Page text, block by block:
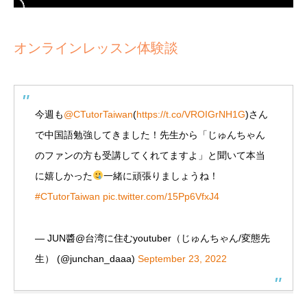
オンラインレッスン体験談
今週も@CTutorTaiwan(https://t.co/VROIGrNH1G)さん
で中国語勉強してきました！先生から「じゅんちゃん
のファンの方も受講してくれてますよ」と聞いて本当
に嬉しかった
一緒に頑張りましょうね！
#CTutorTaiwan pic.twitter.com/15Pp6VfxJ4
— JUN醬@台湾に住むyoutuber（じゅんちゃん/変態先
生） (@junchan_daaa) September 23, 2022